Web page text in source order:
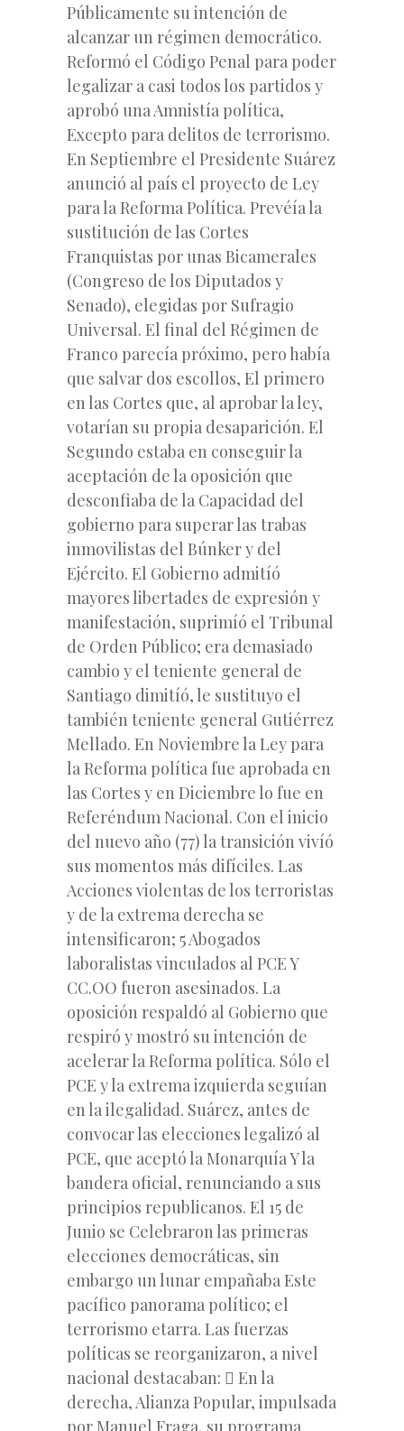
Públicamente su intención de
alcanzar un régimen democrático.
Reformó el Código Penal para poder
legalizar a casi todos los partidos y
aprobó una Amnistía política,
Excepto para delitos de terrorismo.
En Septiembre el Presidente Suárez
anunció al país el proyecto de Ley
para la Reforma Política. Prevéía la
sustitución de las Cortes
Franquistas por unas Bicamerales
(Congreso de los Diputados y
Senado), elegidas por Sufragio
Universal. El final del Régimen de
Franco parecía próximo, pero había
que salvar dos escollos, El primero
en las Cortes que, al aprobar la ley,
votarían su propia desaparición. El
Segundo estaba en conseguir la
aceptación de la oposición que
desconfiaba de la Capacidad del
gobierno para superar las trabas
inmovilistas del Búnker y del
Ejército. El Gobierno admitíó
mayores libertades de expresión y
manifestación, suprimíó el Tribunal
de Orden Público; era demasiado
cambio y el teniente general de
Santiago dimitíó, le sustituyo el
también teniente general Gutiérrez
Mellado. En Noviembre la Ley para
la Reforma política fue aprobada en
las Cortes y en Diciembre lo fue en
Referéndum Nacional. Con el inicio
del nuevo año (77) la transición vivíó
sus momentos más difíciles. Las
Acciones violentas de los terroristas
y de la extrema derecha se
intensificaron; 5 Abogados
laboralistas vinculados al PCE Y
CC.OO fueron asesinados. La
oposición respaldó al Gobierno que
respiró y mostró su intención de
acelerar la Reforma política. Sólo el
PCE y la extrema izquierda seguían
en la ilegalidad. Suárez, antes de
convocar las elecciones legalizó al
PCE, que aceptó la Monarquía Y la
bandera oficial, renunciando a sus
principios republicanos. El 15 de
Junio se Celebraron las primeras
elecciones democráticas, sin
embargo un lunar empañaba Este
pacífico panorama político; el
terrorismo etarra. Las fuerzas
políticas se reorganizaron, a nivel
nacional destacaban:  En la
derecha, Alianza Popular, impulsada
por Manuel Fraga, su programa